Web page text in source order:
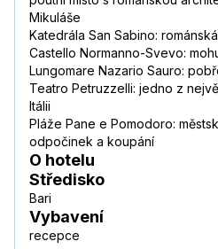
Mikuláše
Katedrála San Sabino:
Castello Normanno-Svevo:
Lungomare Nazario Sauro:
Teatro Petruzzelli: jedno z
Itálii
Pláže Pane e Pomodoro:
odpočinek a koupání
O hotelu
Středisko
Bari
Vybavení
recepce